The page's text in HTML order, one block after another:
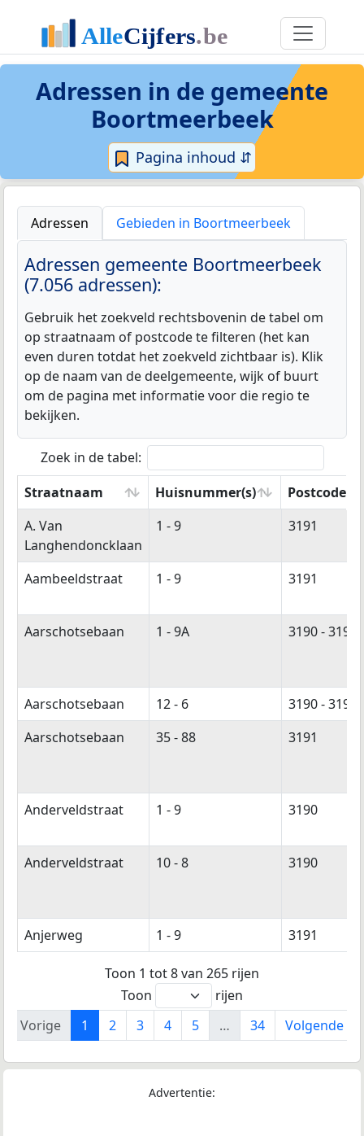
Adressen in de gemeente
Boortmeerbeek
Pagina inhoud ⇵
Adressen Gebieden in Boortmeerbeek
Adressen gemeente Boortmeerbeek
(7.056 adressen):
Gebruik het zoekveld rechtsbovenin de tabel om
op straatnaam of postcode te filteren (het kan
even duren totdat het zoekveld zichtbaar is). Klik
op de naam van de deelgemeente, wijk of buurt
om de pagina met informatie voor die regio te
bekijken.
Zoek in de tabel:
Straatnaam
Huisnummer(s)
Postcode(s)
Straatnaam
Huisnummer(s) Postcode(s)
A. Van
Langhendoncklaan
1 - 9 3191
Aambeeldstraat 1 - 9 3191
Aarschotsebaan 1 - 9A 3190 - 3191
Aarschotsebaan 12 - 6
3190 - 3191
Aarschotsebaan
35 - 88 3191
Anderveldstraat 1 - 9 3190
Anderveldstraat 10 - 8 3190
Anjerweg 1 - 9 3191
Toon 1 tot 8 van 265 rijen
Toon
rijen
Vorige
1 2 3 4 5 … 34 Volgende
Advertentie: